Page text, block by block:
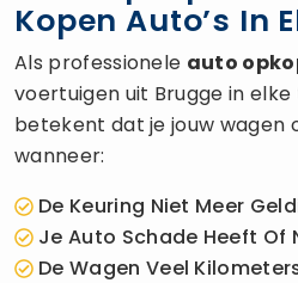
Kopen Auto’s In
Als professionele auto
voertuigen uit Brugge in
betekent dat je jouw wagen
wanneer:
De Keuring Niet Meer
Je Auto Schade Heeft Of
De Wagen Veel